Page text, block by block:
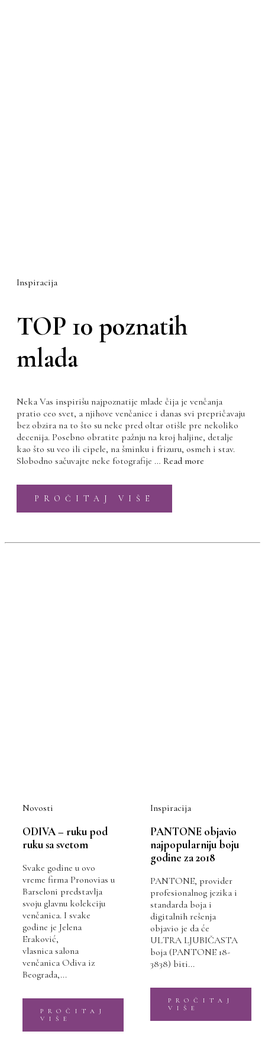
Inspiracija
TOP 10 poznatih
mlada
Neka Vas inspirišu najpoznatije mlade čija je venčanja
pratio ceo svet, a njihove venčanice i danas svi prepričavaju
bez obzira na to što su neke pred oltar otišle pre nekoliko
decenija. Posebno obratite pažnju na kroj haljine, detalje
kao što su veo ili cipele, na šminku i frizuru, osmeh i stav.
Slobodno sačuvajte neke fotografije … Read more
PROČITAJ VIŠE
Novosti
ODIVA – ruku pod
ruku sa svetom
Svake godine u ovo
vreme firma Pronovias u
Barseloni predstavlja
svoju glavnu kolekciju
venčanica. I svake
godine je Jelena
Eraković,
vlasnica salona
venčanica Odiva iz
Beograda,...
PROČITAJ
VIŠE
Inspiracija
PANTONE objavio
najpopularniju boju
godine za 2018
PANTONE, provider
profesionalnog jezika i
standarda boja i
digitalnih rešenja
objavio je da će
ULTRA LJUBIČASTA
boja (PANTONE 18-
3838) biti...
PROČITAJ
VIŠE